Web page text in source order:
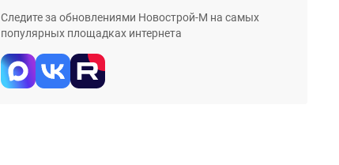
Следите за обновлениями Новострой-М на самых
популярных площадках интернета